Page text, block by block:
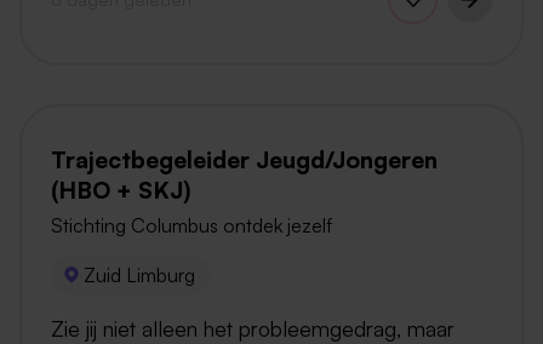
Trajectbegeleider Jeugd/Jongeren
(HBO + SKJ)
Stichting Columbus ontdek jezelf
Zuid Limburg
Zie jij niet alleen het probleemgedrag, maar